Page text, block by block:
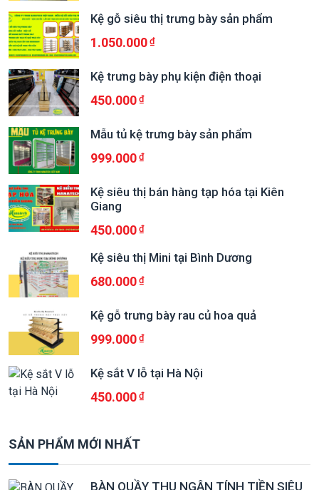
Kệ gỗ siêu thị trưng bày sản phẩm
1.050.000
Kệ trưng bày phụ kiện điện thoại
450.000
Mẫu tủ kệ trưng bày sản phẩm
999.000
Kệ siêu thị bán hàng tạp hóa tại Kiên
Giang
450.000
Kệ siêu thị Mini tại Bình Dương
680.000
Kệ gỗ trưng bày rau củ hoa quả
999.000
Kệ sắt V lỗ tại Hà Nội
450.000
SẢN PHẨM MỚI NHẤT
BÀN QUẦY THU NGÂN TÍNH TIỀN SIÊU